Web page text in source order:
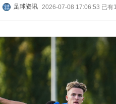
足球资讯 2026-07-08 17:06:53 已有